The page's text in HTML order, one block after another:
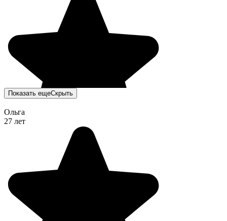
Показать ещеСкрыть
Ольга
27 лет